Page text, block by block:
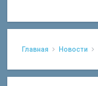
Главная Новости